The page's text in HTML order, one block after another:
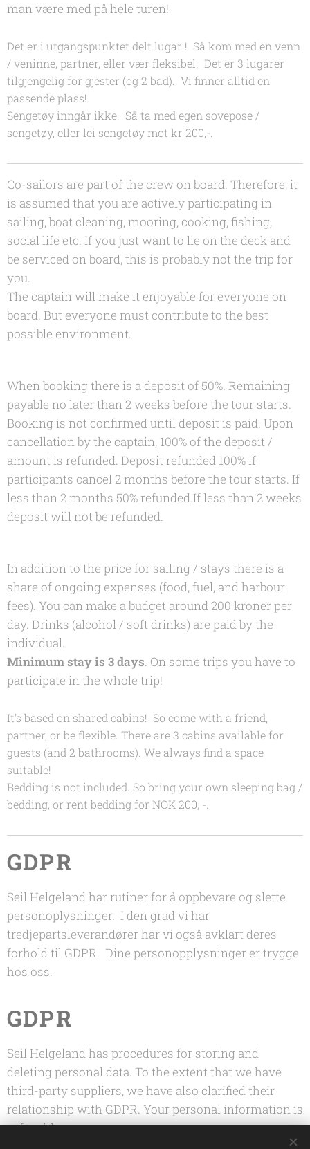
man være med på hele turen!
Det er i utgangspunktet delt lugar ! Så kom med en venn
/ veninne, partner, eller vær fleksibel. Det er 3 lugarer
tilgjengelig for gjester (og 2 bad). Vi finner alltid en
passende plass!
Sengetøy inngår ikke. Så ta med egen sovepose /
sengetøy, eller lei sengetøy mot kr 200,-.
Co-sailors are part of the crew on board. Therefore, it
is assumed that you are actively participating in
sailing, boat cleaning, mooring, cooking, fishing,
social life etc. If you just want to lie on the deck and
be serviced on board, this is probably not the trip for
you.
The captain will make it enjoyable for everyone on
board. But everyone must contribute to the best
possible environment.
When booking there is a deposit of 50%. Remaining
payable no later than 2 weeks before the tour starts.
Booking is not confirmed until deposit is paid. Upon
cancellation by the captain, 100% of the deposit /
amount is refunded. Deposit refunded 100% if
participants cancel 2 months before the tour starts. If
less than 2 months 50% refunded.If less than 2 weeks
deposit will not be refunded.
In addition to the price for sailing / stays there is a
share of ongoing expenses (food, fuel, and harbour
fees). You can make a budget around 200 kroner per
day. Drinks (alcohol / soft drinks) are paid by the
individual.
Minimum stay is 3 days. On some trips you have to
participate in the whole trip!
It's based on shared cabins! So come with a friend,
partner, or be flexible. There are 3 cabins available for
guests (and 2 bathrooms). We always find a space
suitable!
Bedding is not included. So bring your own sleeping bag /
bedding, or rent bedding for NOK 200, -.
GDPR
Seil Helgeland har rutiner for å oppbevare og slette
personoplysninger. I den grad vi har
tredjepartsleverandører har vi også avklart deres
forhold til GDPR. Dine personopplysninger er trygge
hos oss.
GDPR
Seil Helgeland has procedures for storing and
deleting personal data. To the extent that we have
third-party suppliers, we have also clarified their
relationship with GDPR. Your personal information is
safe with us.